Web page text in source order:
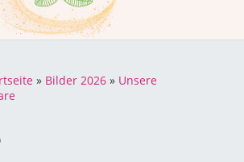
» Bilder 2026 » Unsere